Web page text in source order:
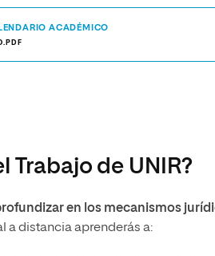
ACADÉMICO
Trabajo de UNIR?
en los mecanismos
a distancia aprenderás a: